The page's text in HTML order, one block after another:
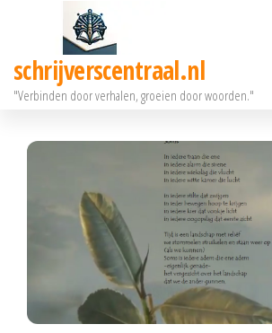
deschrijverscentraal.nl
"Verbinden door verhalen, groeien door woorden."